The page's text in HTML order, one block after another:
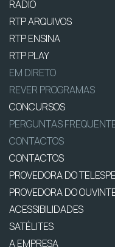
RÁDIO
RTP ARQUIVOS
RTP ENSINA
RTP PLAY
EM DIRETO
REVER PROGRAMAS
CONCURSOS
PERGUNTAS
CONTACTOS
CONTACTOS
PROVEDORA DO
PROVEDORA DO
ACESSIBILIDADES
SATÉLITES
A EMPRESA